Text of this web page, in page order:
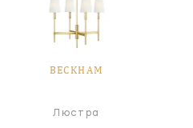
BECKHAM
Люстра